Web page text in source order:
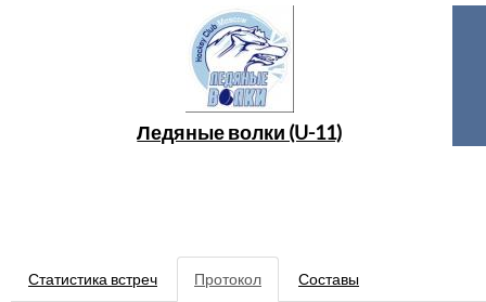
Ледяные волки (U-11)
Статистика встреч Протокол Составы